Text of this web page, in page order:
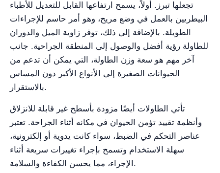
تجعلها تبرز. أولاً، يسمح ارتفاعها القابل للتعديل للأطباء
البيطريين بالعمل في وضع مريح، وهو أمر حاسم للإجراءات
الطويلة. بالإضافة إلى ذلك، توفر زاوية الميل والدوران
للطاولة رؤية أفضل والوصول إلى المنطقة الجراحية. جانب
آخر مهم هو سعة وزن الطاولة، التي يمكن أن تدعم من
الحيوانات الصغيرة إلى الأنواع الأكبر دون المساس
بالاستقرار.
تأتي الطاولات أيضًا مزودة بأسطح غير قابلة للانزلاق
وأنظمة تقييد تؤمن الحيوان في مكانه أثناء الجراحة. تعتبر
عناصر التحكم في الضبط، سواء كانت يدوية أو إلكترونية،
سهلة الاستخدام وتسمح بإجراء تغييرات سريعة أثناء
الإجراء، مما يحسن الكفاءة والسلامة.